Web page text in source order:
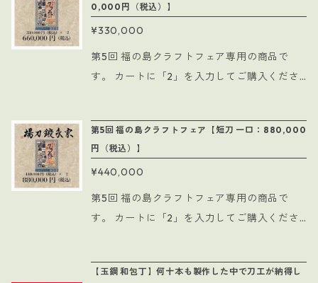
0,000円（税込）】
¥330,000
第5回 福の島クラフトフェア専用の商品で
す。 カートに「2」を入力してご購入くださ
第5回 福の島クラフトフェア【短刀 一口：880,000
円（税込）】
¥440,000
第5回 福の島クラフトフェア専用の商品で
す。 カートに「2」を入力してご購入くださ
【玉鋼 和包丁】何十本も製作した中で刀工が納得し